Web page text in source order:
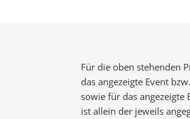
Für die oben stehenden
das angezeigte Event
sowie für das
ist allein der jeweils